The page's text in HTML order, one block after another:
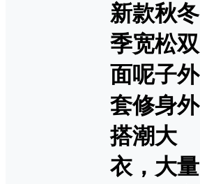
新款秋冬
季宽松双
面呢子外
套修身外
搭潮大
衣，大量